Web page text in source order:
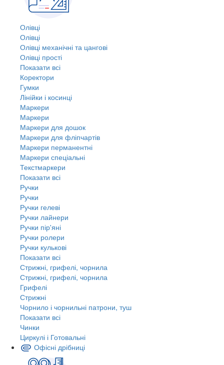
Олівці
Олівці
Олівці механічні та цангові
Олівці прості
Показати всі
Коректори
Гумки
Лінійки і косинці
Маркери
Маркери
Маркери для дошок
Маркери для фліпчартів
Маркери перманентні
Маркери спеціальні
Текстмаркери
Показати всі
Ручки
Ручки
Ручки гелеві
Ручки лайнери
Ручки пір'яні
Ручки ролери
Ручки кулькові
Показати всі
Стрижні, грифелі, чорнила
Стрижні, грифелі, чорнила
Грифелі
Стрижні
Чорнило і чорнильні патрони, туш
Показати всі
Чинки
Циркулі і Готовальні
Офісні дрібниці